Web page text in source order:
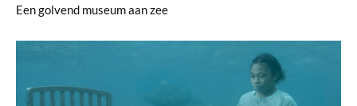
Een golvend museum aan zee